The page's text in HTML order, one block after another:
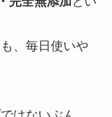
、毎日使いや